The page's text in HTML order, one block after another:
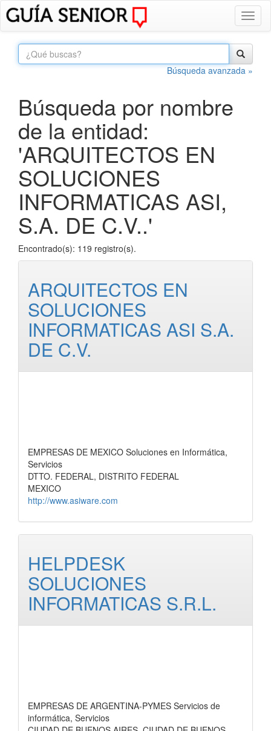
Búsqueda avanzada »
Búsqueda por nombre
de la entidad:
'ARQUITECTOS EN
SOLUCIONES
INFORMATICAS ASI,
S.A. DE C.V..'
Encontrado(s): 119 registro(s).
ARQUITECTOS EN
SOLUCIONES
INFORMATICAS ASI S.A.
DE C.V.
EMPRESAS DE MEXICO Soluciones en Informática,
Servicios
DTTO. FEDERAL, DISTRITO FEDERAL
MEXICO
http://www.asiware.com
HELPDESK
SOLUCIONES
INFORMATICAS S.R.L.
EMPRESAS DE ARGENTINA-PYMES Servicios de
informática, Servicios